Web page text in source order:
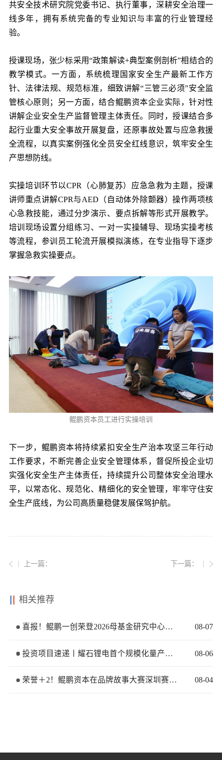
共安全技术研究院党委书记、执行董事，深耕安全治理一
线多年，拥有系统完备的专业知识与丰富的行业管理经
验。
授课现场，张少标采用“政策解读+典型案例剖析”相结合的
教学模式。一方面，系统梳理国家安全生产最新工作方
针、法律法规、规范标准，细致讲解“三管三必须”安全监
管核心原则；另一方面，结合鲲鹏资本企业实际，针对性
讲解企业安全生产监督管理主体责任。同时，授课结合多
起行业重大安全事故开展复盘，还原事故处置与应急救援
全流程，以真实案例强化全员安全红线意识，筑牢安全生
产思想防线。
实操培训环节以CPR（心肺复苏）应急急救为主题，授课
讲师重点讲解CPR与AED（自动体外除颤器）操作两项核
心急救技能，通过分步演示、要点拆解等形式开展教学。
培训现场设置分组练习、一对一实操辅导、现场实操考核
等流程，参训员工轮流开展模拟演练，在专业指导下逐步
掌握急救实操要点。
鲲鹏资本员工进行实操培训
下一步，鲲鹏资本将持续紧扣安全生产治本攻坚三年行动
工作要求，不断完善企业安全管理体系，督促所投企业切
实强化安全生产主体责任，持续提升公司整体安全治理水
平，以常态化、规范化、精细化的安全管理，牢牢守住安
全生产底线，为公司高质量稳健发展保驾护航。
上一篇： 下一篇：
相关推荐
喜报！鲲鹏一创荣登2026母基金研究中心两大榜单 08-07
投资项目速递丨耀石锂电首个规模化量产基地签约落地 08-06
荣誉＋2！鲲鹏资本在品牌故事大赛深圳赛区再获佳绩 08-04